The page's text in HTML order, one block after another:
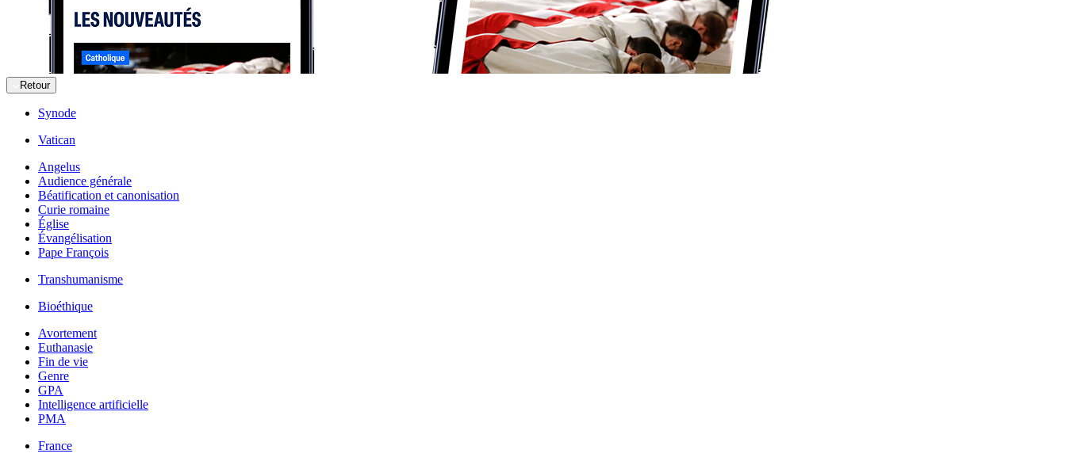
Retour
Synode
Vatican
Angelus
Audience générale
Béatification et canonisation
Curie romaine
Église
Évangélisation
Pape François
Transhumanisme
Bioéthique
Avortement
Euthanasie
Fin de vie
Genre
GPA
Intelligence artificielle
PMA
France